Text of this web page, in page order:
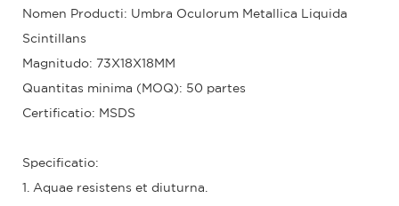
Nomen Producti: Umbra Oculorum Metallica Liquida
Scintillans
Magnitudo: 73X18X18MM
Quantitas minima (MOQ): 50 partes
Certificatio: MSDS
Specificatio:
1. Aquae resistens et diuturna.